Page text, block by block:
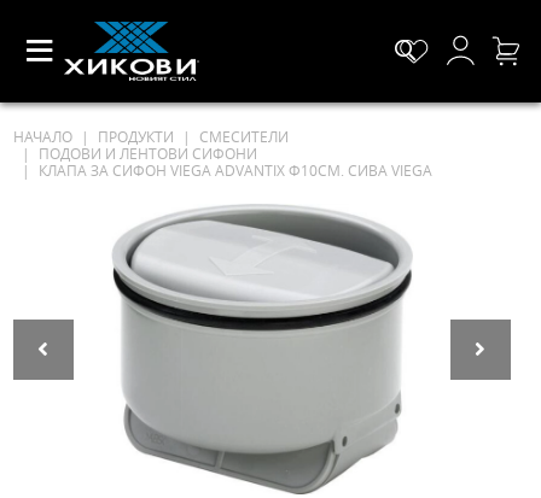
НАЧАЛО ПРОДУКТИ
СМЕСИТЕЛИ
ПОДОВИ И ЛЕНТОВИ СИФОНИ
КЛАПА ЗА СИФОН VIEGA ADVANTIX Ф10СМ. СИВА VIEGA